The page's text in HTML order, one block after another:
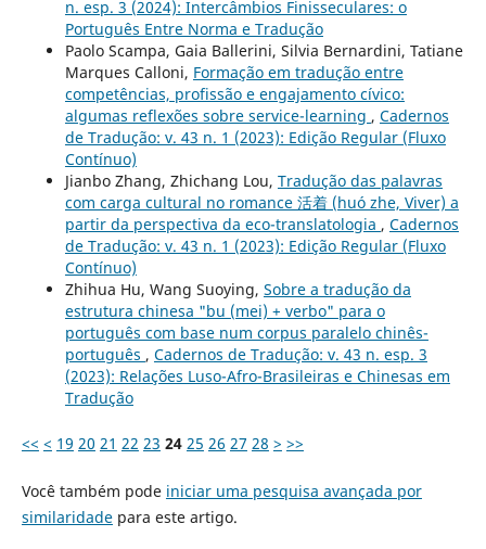
n. esp. 3 (2024): Intercâmbios Finisseculares: o
Português Entre Norma e Tradução
Paolo Scampa, Gaia Ballerini, Silvia Bernardini, Tatiane
Marques Calloni, Formação em tradução entre
competências, profissão e engajamento cívico:
algumas reflexões sobre service-learning , Cadernos
de Tradução: v. 43 n. 1 (2023): Edição Regular (Fluxo
Contínuo)
Jianbo Zhang, Zhichang Lou, Tradução das palavras
com carga cultural no romance 活着 (huó zhe, Viver) a
partir da perspectiva da eco-translatologia , Cadernos
de Tradução: v. 43 n. 1 (2023): Edição Regular (Fluxo
Contínuo)
Zhihua Hu, Wang Suoying, Sobre a tradução da
estrutura chinesa "bu (mei) + verbo" para o
português com base num corpus paralelo chinês-
português , Cadernos de Tradução: v. 43 n. esp. 3
(2023): Relações Luso-Afro-Brasileiras e Chinesas em
Tradução
<< < 19 20 21 22 23 24 25 26 27 28 > >>
Você também pode iniciar uma pesquisa avançada por
similaridadepara este artigo.